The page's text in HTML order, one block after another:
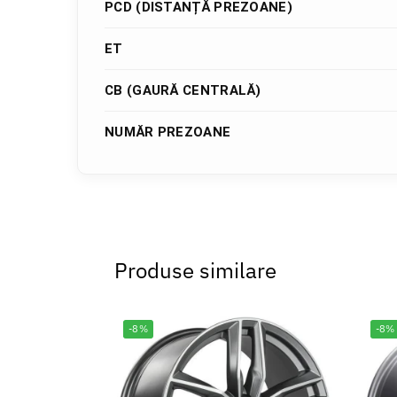
PCD (DISTANȚĂ PREZOANE)
ET
CB (GAURĂ CENTRALĂ)
NUMĂR PREZOANE
Produse similare
-8% -8%